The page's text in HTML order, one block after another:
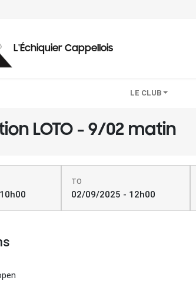
L'Échiquier Cappellois
LE CLUB
LOTO - 9/02 matin
TO
02/09/2025 - 12h00